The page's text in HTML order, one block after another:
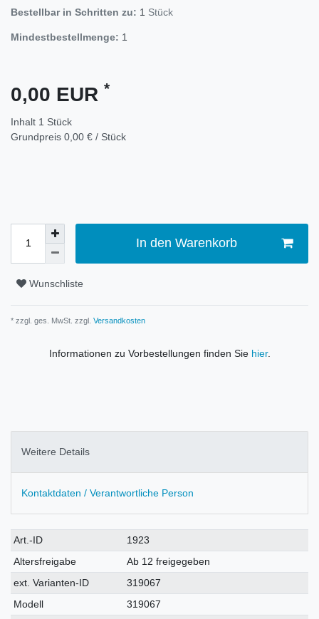
Bestellbar in Schritten zu: 1 Stück
Mindestbestellmenge: 1
0,00 EUR *
Inhalt 1 Stück
Grundpreis 0,00 € / Stück
In den Warenkorb
Wunschliste
* zzgl. ges. MwSt. zzgl. Versandkosten
Informationen zu Vorbestellungen finden Sie hier.
Weitere Details
Kontaktdaten / Verantwortliche Person
Technisches
Merkmal
Wert
Art.-ID
1923
Altersfreigabe
Ab 12 freigegeben
ext. Varianten-ID
319067
Modell
319067